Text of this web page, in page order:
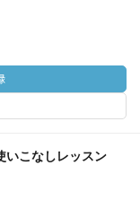
いこなしレッスン